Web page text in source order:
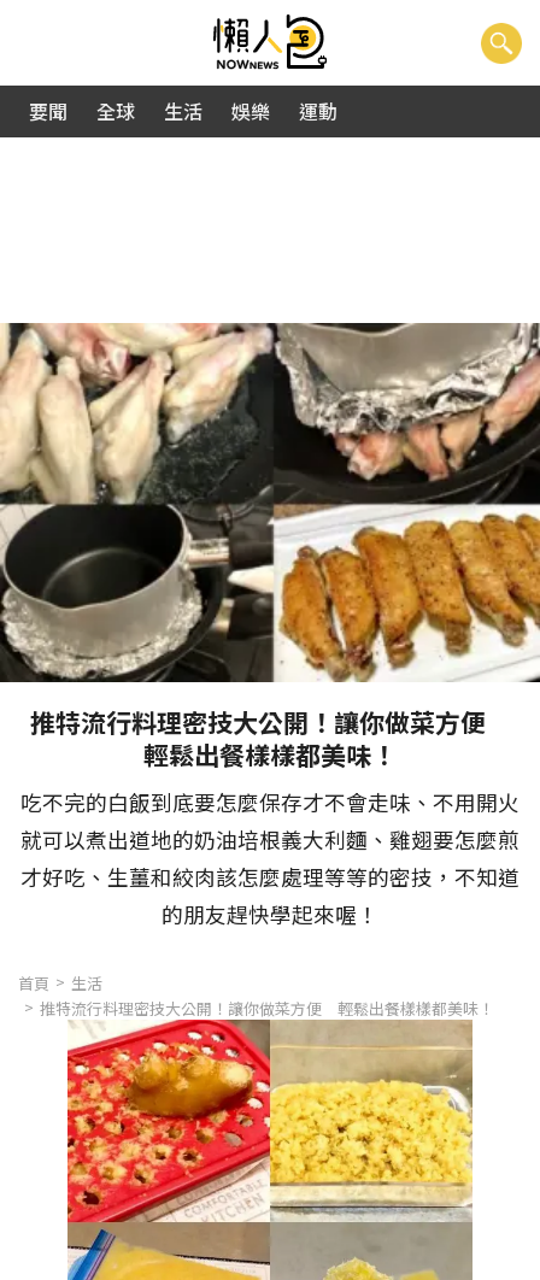
要聞 全球 生活 娛樂 運動
推特流行料理密技大公開！讓你做菜方便
輕鬆出餐樣樣都美味！
吃不完的白飯到底要怎麼保存才不會走味、不用開火
就可以煮出道地的奶油培根義大利麵、雞翅要怎麼煎
才好吃、生薑和絞肉該怎麼處理等等的密技，不知道
的朋友趕快學起來喔！
首頁
生活
推特流行料理密技大公開！讓你做菜方便 輕鬆出餐樣樣都美味！